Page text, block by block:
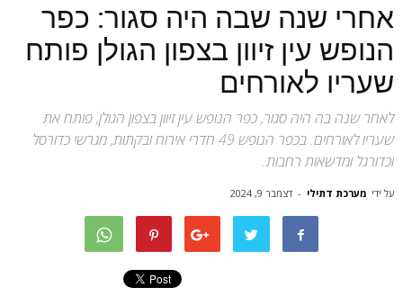
אחרי שנה שבה היה סגור: כפר
הנופש עין זיוון בצפון הגולן פותח
שעריו לאורחים
לאחר שנה בה היה סגור, כפר הנופש עין זיוון בצפון הגולן, פותח את
שעריו לאורחים. בכפר הנופש 49 חדרי אירוח ובקתות, מגרשי כדורסל
וכדורגל ומדשאות רחבות.
על ידי מערכת דתילי - דצמבר 9, 2024